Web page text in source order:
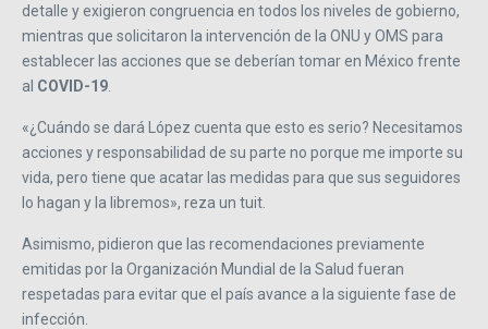
detalle y exigieron congruencia en todos los niveles de gobierno,
mientras que solicitaron la intervención de la ONU y OMS para
establecer las acciones que se deberían tomar en México frente
al COVID-19
«¿Cuándo se dará López cuenta que esto es serio? Necesitamos
acciones y responsabilidad de su parte no porque me importe su
vida, pero tiene que acatar las medidas para que sus seguidores
lo hagan y la libremos», reza un tuit.
Asimismo, pidieron que las recomendaciones previamente
emitidas por la Organización Mundial de la Salud fueran
respetadas para evitar que el país avance a la siguiente fase de
infección.